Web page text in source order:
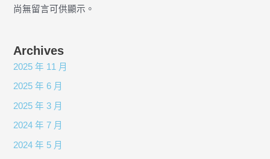
尚無留言可供顯示。
Archives
2025 年 11 月
2025 年 6 月
2025 年 3 月
2024 年 7 月
2024 年 5 月